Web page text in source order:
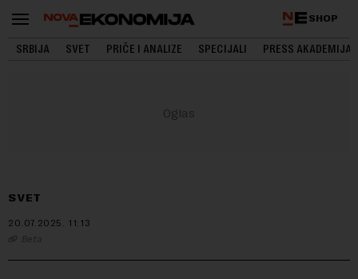
SHOP
SRBIJA SVET PRIČE I ANALIZE SPECIJALI PRESS AKADEMIJA
SVET
20.07.2025. 11:13
Beta